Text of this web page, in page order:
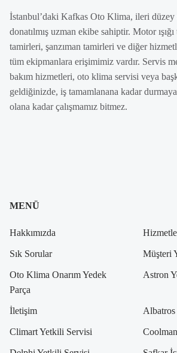
İstanbul’daki Kafkas Oto Klima, ileri düzey
donatılmış uzman ekibe sahiptir. Motor
tamirleri, şanzıman tamirleri ve diğer
tüm ekipmanlara erişimimiz vardır. Servis
bakım hizmetleri, oto klima servisi veya
geldiğinizde, iş tamamlanana kadar
olana kadar çalışmamız bitmez.
MENÜ
Hakkımızda
Sık Sorular Müşteri
Oto Klima Onarım Yedek
Parça
Astron
İletişim
Climart Yetkili Servisi